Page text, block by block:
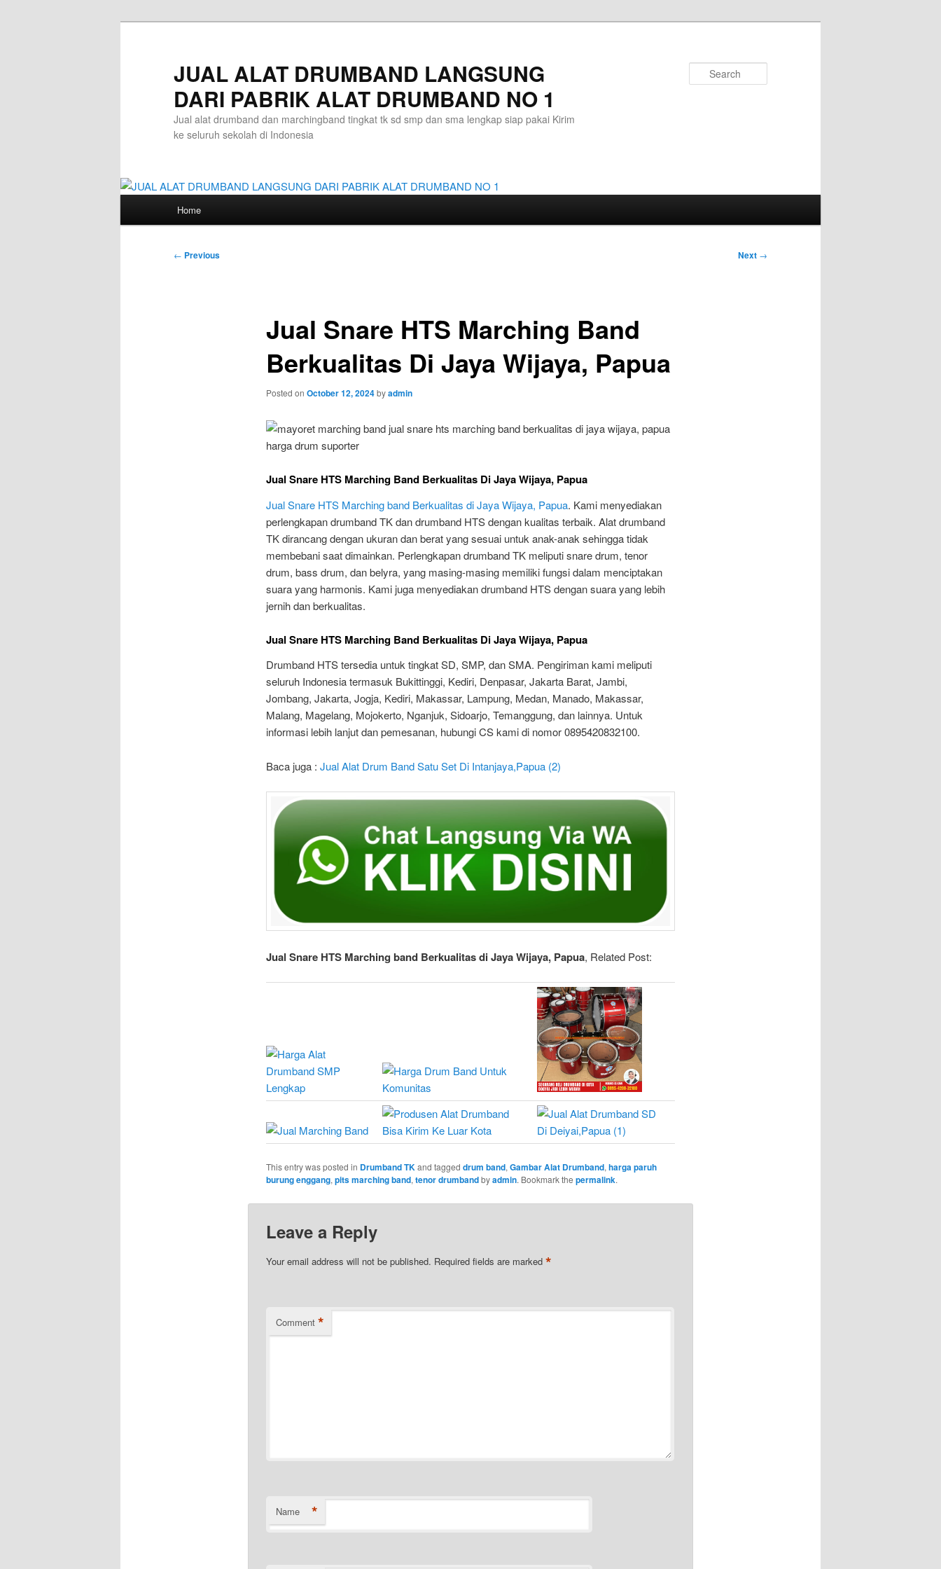
JUAL ALAT DRUMBAND LANGSUNG
DARI PABRIK ALAT DRUMBAND NO 1
Jual alat drumband dan marchingband tingkat tk sd smp dan sma lengkap siap pakai Kirim
ke seluruh sekolah di Indonesia
Home
Post
← Previous Next →
Jual Snare HTS Marching Band
Berkualitas Di Jaya Wijaya, Papua
Posted on October 12, 2024byadmin
Jual Snare HTS Marching Band Berkualitas Di Jaya Wijaya, Papua
Jual Snare HTS Marching band Berkualitas di Jaya Wijaya, Papua. Kami menyediakan
perlengkapan drumband TK dan drumband HTS dengan kualitas terbaik. Alat drumband
TK dirancang dengan ukuran dan berat yang sesuai untuk anak-anak sehingga tidak
membebani saat dimainkan. Perlengkapan drumband TK meliputi snare drum, tenor
drum, bass drum, dan belyra, yang masing-masing memiliki fungsi dalam menciptakan
suara yang harmonis. Kami juga menyediakan drumband HTS dengan suara yang lebih
jernih dan berkualitas.
Jual Snare HTS Marching Band Berkualitas Di Jaya Wijaya, Papua
Drumband HTS tersedia untuk tingkat SD, SMP, dan SMA. Pengiriman kami meliputi
seluruh Indonesia termasuk Bukittinggi, Kediri, Denpasar, Jakarta Barat, Jambi,
Jombang, Jakarta, Jogja, Kediri, Makassar, Lampung, Medan, Manado, Makassar,
Malang, Magelang, Mojokerto, Nganjuk, Sidoarjo, Temanggung, dan lainnya. Untuk
informasi lebih lanjut dan pemesanan, hubungi CS kami di nomor 0895420832100.
Baca juga : Jual Alat Drum Band Satu Set Di Intanjaya,Papua (2)
Jual Snare HTS Marching band Berkualitas di Jaya Wijaya, Papua, Related Post:
This entry was posted in Drumband TKand tagged drum band,Gambar Alat Drumband,harga paruh
burung enggang,pits marching band,tenor drumbandbyadmin. Bookmark the permalink.
Leave a Reply
Your email address will not be published. Required fields are marked *
Comment *
Name *